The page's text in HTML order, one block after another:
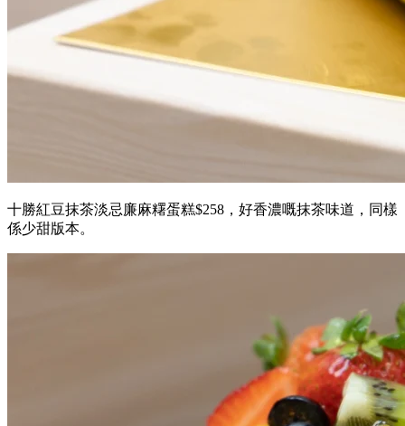
十勝紅豆抹茶淡忌廉麻糬蛋糕$258，好香濃嘅抹茶味道，同樣
係少甜版本。